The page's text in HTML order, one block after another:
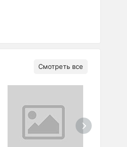
Смотреть все